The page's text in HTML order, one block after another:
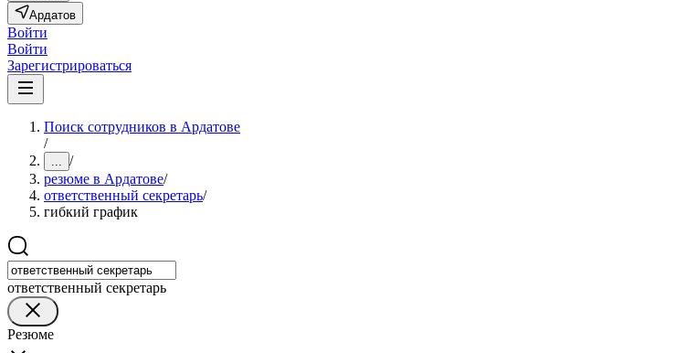
Ардатов
Войти
Войти
Зарегистрироваться
Поиск сотрудников в Ардатове
/
... /
резюме в Ардатове/
ответственный секретарь/
гибкий график
ответственный секретарь
Резюме